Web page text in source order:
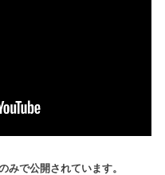
で公開されています。